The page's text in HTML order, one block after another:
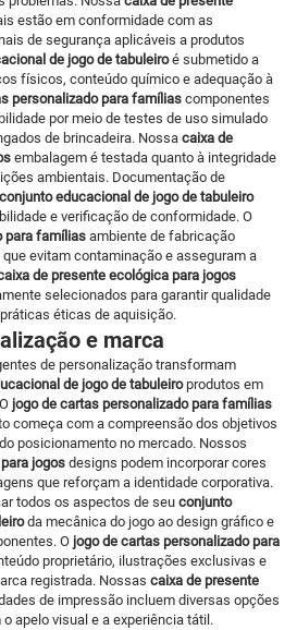
estão em conformidade com as
de segurança aplicáveis a produtos
de jogo de tabuleiroé submetido a
físicos, conteúdo químico e adequação à
personalizado para famílias componentes
por meio de testes de uso simulado
de brincadeira. Nossa caixa de
embalagem é testada quanto à integridade
ambientais. Documentação de
conjunto educacional de jogo de tabuleiro
e verificação de conformidade. O
para famílias ambiente de fabricação
evitam contaminação e asseguram a
de presente ecológica para jogos
selecionados para garantir qualidade
éticas de aquisição.
e marca
de personalização transformam
de jogo de tabuleiro produtos em
jogo de cartas personalizado para famílias
começa com a compreensão dos objetivos
posicionamento no mercado. Nossos
jogos designs podem incorporar cores
que reforçam a identidade corporativa.
todos os aspectos de seu conjunto
da mecânica do jogo ao design gráfico e
O jogo de cartas personalizado para
proprietário, ilustrações exclusivas e
registrada. Nossas caixa de presente
de impressão incluem diversas opções
apelo visual e a experiência tátil.